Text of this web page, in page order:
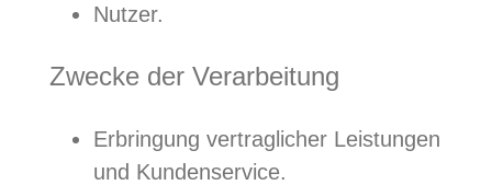
Nutzer.
Zwecke der Verarbeitung
Erbringung vertraglicher Leistungen
und Kundenservice.